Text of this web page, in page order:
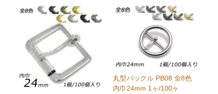
丸型バックル PB08 全8色
内巾24mm 1ヶ/100ヶ